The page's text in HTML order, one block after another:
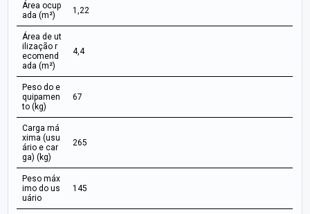
Área ocup
ada (m²)
1,22
Área de ut
ilização r
ecomend
ada (m²)
4,4
Peso do e
quipamen
to (kg)
67
Carga má
xima (usu
ário e car
ga) (kg)
265
Peso máx
imo do us
uário
145